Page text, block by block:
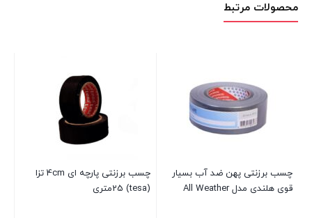
محصولات مرتبط
چسب برزنتی پهن ضد آب بسیار
قوی هلندی مدل All Weather
چسب برزنتی پارچه ای 4cm تزا
(tesa) 25متری